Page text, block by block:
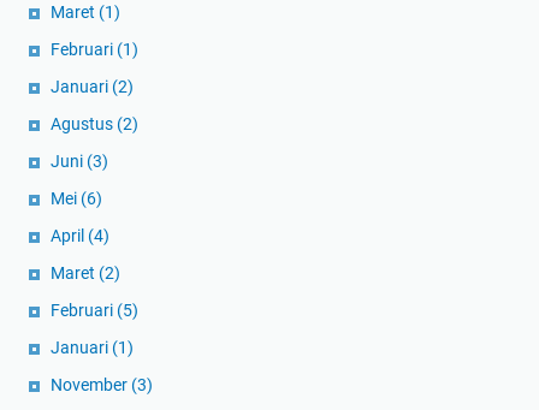
Maret (1)
Februari (1)
Januari (2)
Agustus (2)
Juni (3)
Mei (6)
April (4)
Maret (2)
Februari (5)
Januari (1)
November (3)